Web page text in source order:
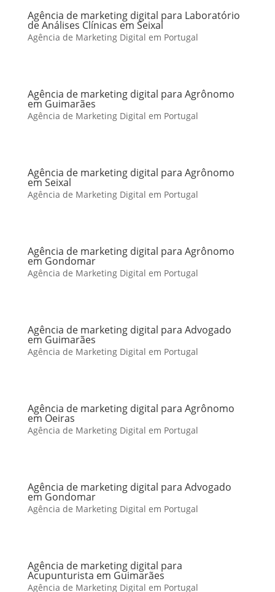
Agência de marketing digital para Laboratório
de Análises Clínicas em Seixal
Agência de Marketing Digital em Portugal
Agência de marketing digital para Agrônomo
em Guimarães
Agência de Marketing Digital em Portugal
Agência de marketing digital para Agrônomo
em Seixal
Agência de Marketing Digital em Portugal
Agência de marketing digital para Agrônomo
em Gondomar
Agência de Marketing Digital em Portugal
Agência de marketing digital para Advogado
em Guimarães
Agência de Marketing Digital em Portugal
Agência de marketing digital para Agrônomo
em Oeiras
Agência de Marketing Digital em Portugal
Agência de marketing digital para Advogado
em Gondomar
Agência de Marketing Digital em Portugal
Agência de marketing digital para
Acupunturista em Guimarães
Agência de Marketing Digital em Portugal